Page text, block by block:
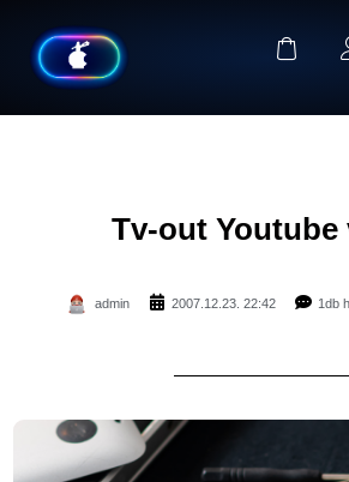
Tv-out Youtube
admin 2007.12.23. 22:42 1db